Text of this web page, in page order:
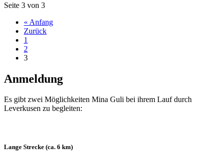
Seite 3 von 3
« Anfang
Zurück
1
2
3
Anmeldung
Es gibt zwei Möglichkeiten Mina Guli bei ihrem Lauf durch
Leverkusen zu begleiten:
Lange Strecke (ca. 6 km)